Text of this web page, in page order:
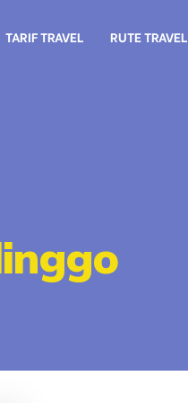
TARIF TRAVEL RUTE TRAVEL